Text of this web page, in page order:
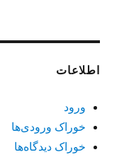
اطلاعات
ورود
خوراک ورودی‌ها
خوراک دیدگاه‌ها